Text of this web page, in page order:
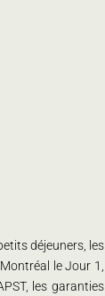
déjeuners, les
le Jour 1,
les garanties